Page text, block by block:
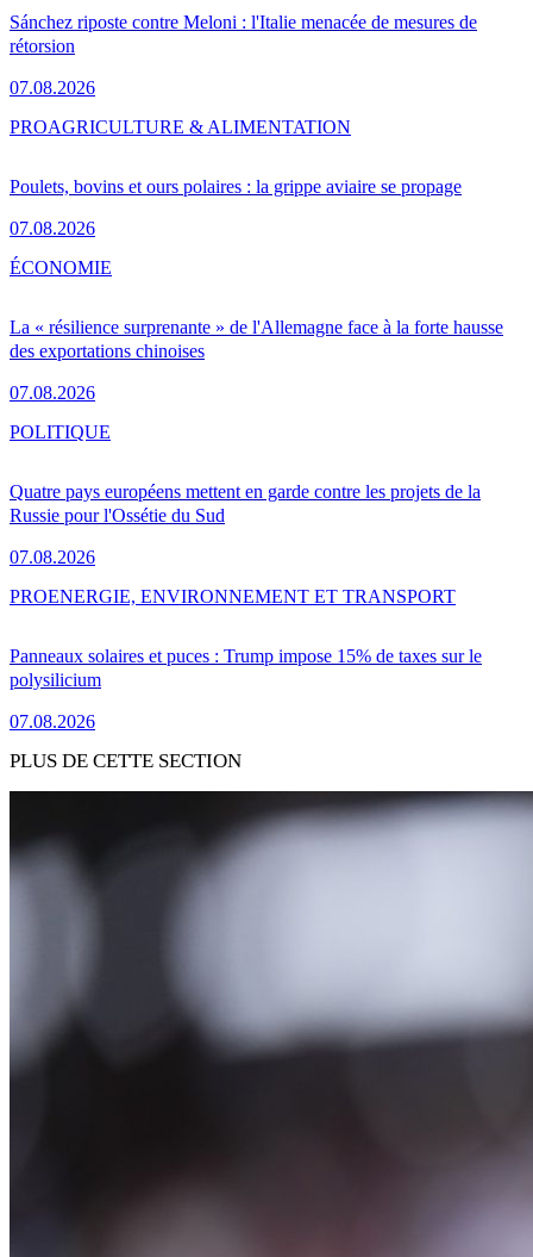
Sánchez riposte contre Meloni : l'Italie menacée de mesures de
rétorsion
07.08.2026
Poulets, bovins et ours polaires : la grippe aviaire se propage
07.08.2026
PROAGRICULTURE & ALIMENTATION
La « résilience surprenante » de l'Allemagne face à la forte hausse
des exportations chinoises
07.08.2026
ÉCONOMIE
Quatre pays européens mettent en garde contre les projets de la
Russie pour l'Ossétie du Sud
07.08.2026
POLITIQUE
Panneaux solaires et puces : Trump impose 15% de taxes sur le
polysilicium
07.08.2026
PROENERGIE, ENVIRONNEMENT ET TRANSPORT
PLUS DE CETTE SECTION